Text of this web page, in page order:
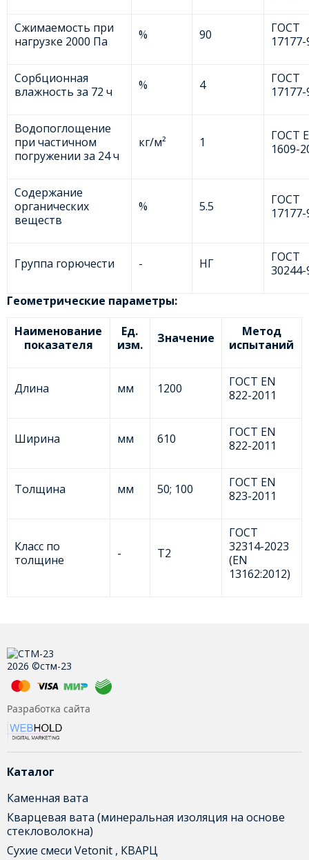
Сжимаемость при
нагрузке 2000 Па
% 90
ГОСТ
Сорбционная
влажность за 72 ч
% 4
ГОСТ
Водопоглощение
при частичном
погружении за 24 ч
кг/м² 1
ГОСТ
1609-
Содержание
органических
веществ
% 5.5
ГОСТ
Группа горючести - НГ
ГОСТ
30244-
Геометрические параметры:
Наименование
показателя
Ед.
изм.
Значение
Метод
испытаний
Длина мм 1200
ГОСТ EN
822-2011
Ширина мм 610
ГОСТ EN
822-2011
Толщина мм 50; 100
ГОСТ EN
823-2011
Класс по
толщине
- Т2
ГОСТ
32314-2023
(EN
13162:2012)
2026 ©стм-23
Разработка сайта
Каталог
Каменная вата
Кварцевая вата (минеральная изоляция на основе
стекловолокна)
Сухие смеси Vetonit , КВАРЦ